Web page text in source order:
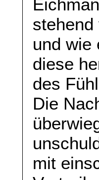
und wie
diese
des
Die
mit